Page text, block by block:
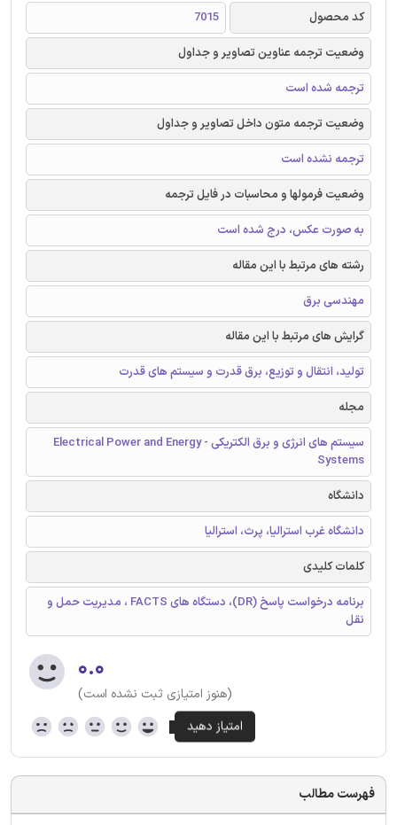
کد محصول
7015
وضعیت ترجمه عناوین تصاویر و جداول
ترجمه شده است
وضعیت ترجمه متون داخل تصاویر و جداول
ترجمه نشده است
وضعیت فرمولها و محاسبات در فایل ترجمه
به صورت عکس، درج شده است
رشته های مرتبط با این مقاله
مهندسی برق
گرایش های مرتبط با این مقاله
تولید، انتقال و توزیع، برق قدرت و سیستم های قدرت
مجله
سیستم های انرژی و برق الکتریکی - Electrical Power and Energy
Systems
دانشگاه
دانشگاه غرب استرالیا، پرث، استرالیا
کلمات کلیدی
برنامه درخواست پاسخ (DR)، دستگاه های FACTS ، مدیریت حمل و
نقل
۰.۰
(هنوز امتیازی ثبت نشده است)
فهرست مطالب